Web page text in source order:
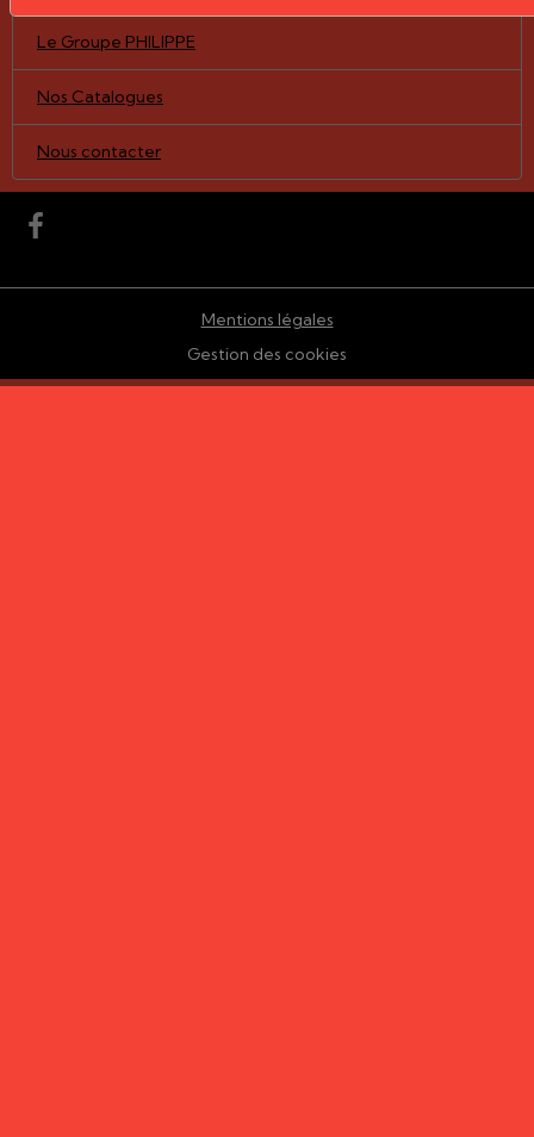
Le Groupe PHILIPPE
Nos Catalogues
Nous contacter
Mentions légales
Gestion des cookies